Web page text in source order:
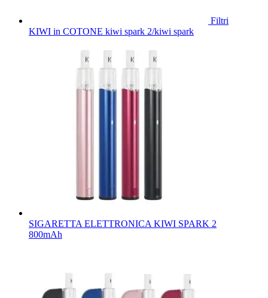
Filtri
KIWI in COTONE kiwi spark 2/kiwi spark
SIGARETTA ELETTRONICA KIWI SPARK 2
800mAh